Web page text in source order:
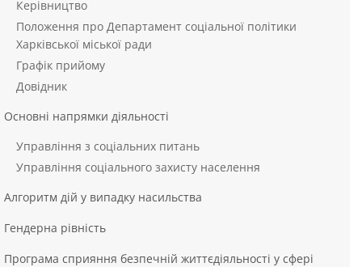
Керівництво
Положення про Департамент соціальної політики
Харківської міської ради
Графік прийому
Довідник
Основні напрямки діяльності
Управління з соціальних питань
Управління соціального захисту населення
Алгоритм дій у випадку насильства
Гендерна рівність
Програма сприяння безпечній життєдіяльності у сфері